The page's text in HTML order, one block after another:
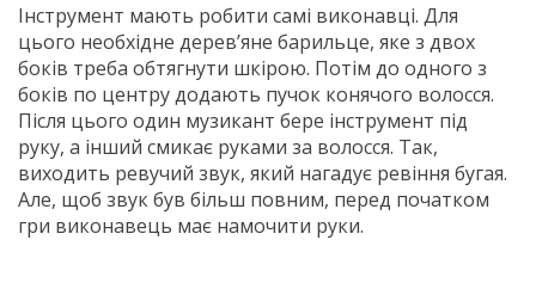
Інструмент мають робити самі виконавці. Для
цього необхідне дерев’яне барильце, яке з двох
боків треба обтягнути шкірою. Потім до одного з
боків по центру додають пучок конячого волосся.
Після цього один музикант бере інструмент під
руку, а інший смикає руками за волосся. Так,
виходить ревучий звук, який нагадує ревіння бугая.
Але, щоб звук був більш повним, перед початком
гри виконавець має намочити руки.